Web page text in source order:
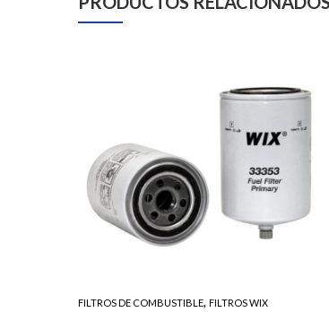
FILTROS DE COMBUSTIBLE, FILTROS WIX